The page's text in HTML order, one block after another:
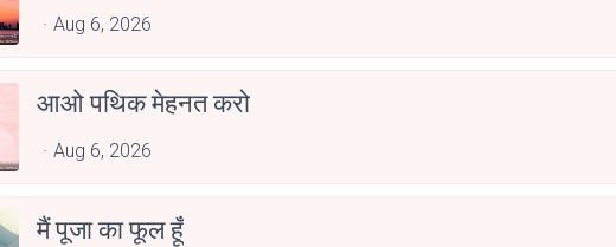
Aug 6, 2026
आओ पथिक मेहनत करो
Aug 6, 2026
मैं पूजा का फूल हूँ